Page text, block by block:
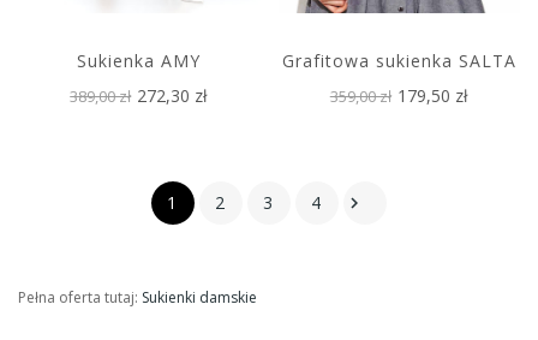
Sukienka AMY
389,00 zł 272,30 zł
Grafitowa sukienka SALTA
359,00 zł 179,50 zł
1 2 3 4 
Pełna oferta tutaj: Sukienki damskie